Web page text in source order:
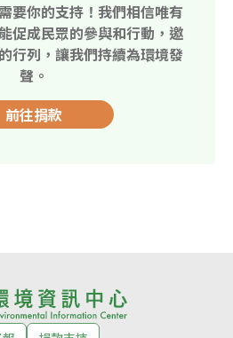
要你的支持！我們相信唯有
促成民眾的參與和行動，邀
行列，讓我們持續為環境發
聲。
前往捐款